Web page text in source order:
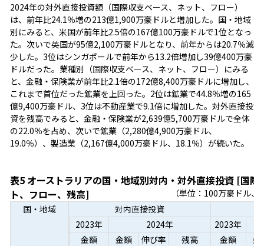
2024年の対外直接投資額（国際収支ベース、ネット、フロー）
は、前年比24.1％増の213億1,900万豪ドルと増加した。国・地域
別にみると、米国が前年比2.5倍の167億100万豪ドルで1位となっ
た。次いで英国が95億2,100万豪ドルとなり、前年からは20.7％減
少した。3位はシンガポールで前年から13.2倍増加し39億400万豪
ドルだった。業種別（国際収支ベース、ネット、フロー）にみる
と、金融・保険業が前年比2.1倍の172億8,400万豪ドルに増加し、
これまで首位だった鉱業を上回った。2位は鉱業で44.8％増の165
億9,400万豪ドル、3位は不動産業で9.1倍に増加した。対外直接投
資を残高でみると、金融・保険業が2,639億5,700万豪ドルで全体
の22.0％を占め、次いで鉱業（2,280億4,900万豪ドル、
19.0％）、製造業（2,167億4,000万豪ドル、18.1％）が続いた。
表5 オーストラリアの国・地域別対内・対外直接投資 [国際
ト、フロー、残高]
（単位：100万豪ドル
国・地域
対内直接投資
2023年
2024年
2023年
金額
金額 伸び率 残高 金額
金